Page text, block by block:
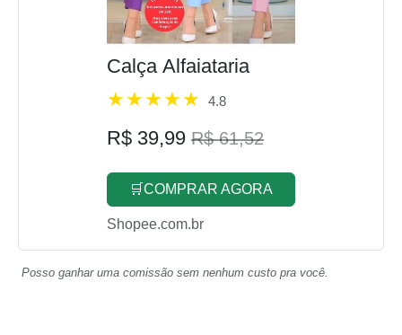
Calça Alfaiataria
4.8
R$ 39,99 R$ 61,52
🛒COMPRAR AGORA
Shopee.com.br
Posso ganhar uma comissão sem nenhum custo pra você.